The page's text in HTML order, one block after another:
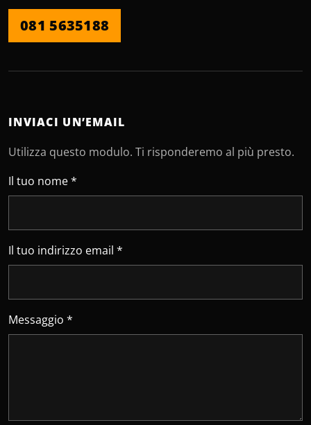
081 5635188
INVIACI UN’EMAIL
Utilizza questo modulo. Ti risponderemo al più presto.
Il tuo nome *
Il tuo indirizzo email *
Messaggio *